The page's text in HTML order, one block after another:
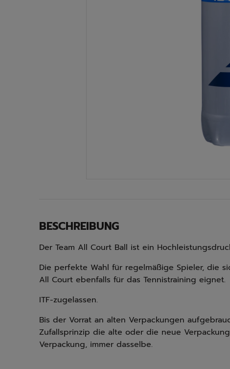
BESCHREIBUNG
Der Team All Court Ball ist ein
Die perfekte Wahl für regelmäßige Spieler, die
All Court ebenfalls für das Tennistraining eignet.
ITF-zugelassen.
Bis der Vorrat an alten Verpackungen
Zufallsprinzip die alte oder die neue
Verpackung, immer dasselbe.